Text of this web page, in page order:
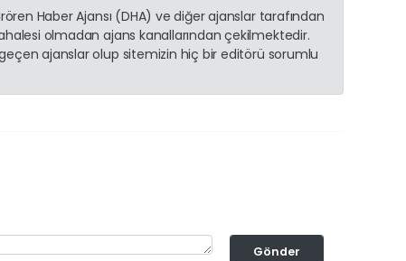
Haber Ajansı (DHA) ve diğer ajanslar tarafından
olmadan ajans kanallarından çekilmektedir.
ajanslar olup sitemizin hiç bir editörü sorumlu
Gönder